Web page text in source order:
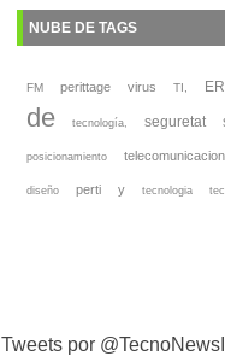
NUBE DE TAGS
FM perittage virus TI,
de tecnología, seguretat
posicionamiento
diseño perti y tecnologia
Tweets por